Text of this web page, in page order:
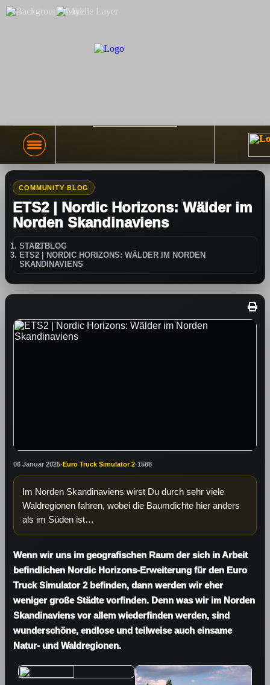
COMMUNITY BLOG
ETS2 | Nordic Horizons: Wälder im
Norden Skandinaviens
STARTBLOG
ETS2 | NORDIC HORIZONS: WÄLDER IM NORDEN
SKANDINAVIENS
06 Januar 2025·Euro Truck Simulator 2·1588
Im Norden Skandinaviens wirst Du durch sehr viele
Waldregionen fahren, wobei die Baumdichte hier anders
als im Süden ist…
Wenn wir uns im geografischen Raum der sich in Arbeit
befindlichen Nordic Horizons-Erweiterung für den Euro
Truck Simulator 2 befinden, dann werden wir eher
weniger große Städte vorfinden. Denn was wir im Norden
Skandinaviens vor allem wiederfinden werden, sind
wunderschöne, endlose und teilweise auch einsame
Natur- und Waldregionen.